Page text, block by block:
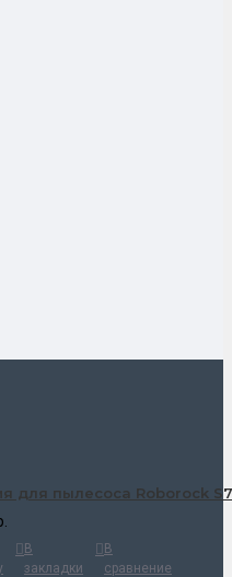
для пылесоса Roborock
В
закладки
В
сравнение